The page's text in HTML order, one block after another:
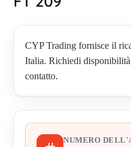
CYP Trading fornisce il
Italia. Richiedi
contatto.
NUMERO